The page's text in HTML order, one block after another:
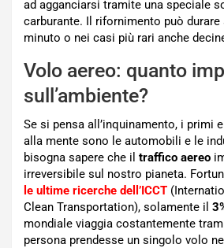
ad agganciarsi tramite una speciale
carburante. Il rifornimento può durare
minuto o nei casi più rari anche
Volo aereo: quanto
sull’ambiente?
Se si pensa all’inquinamento, i primi
alla mente sono le automobili e le
bisogna sapere che il traffico aereo
irreversibile sul nostro pianeta.
le ultime ricerche dell’ICCT
Clean Transportation), solamente il
mondiale viaggia costantemente
persona prendesse un singolo volo